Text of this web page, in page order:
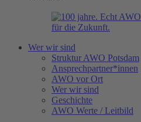
Wer wir sind
Struktur AWO Potsdam
Ansprechpartner*innen
AWO vor Ort
Wer wir sind
Geschichte
AWO Werte / Leitbild